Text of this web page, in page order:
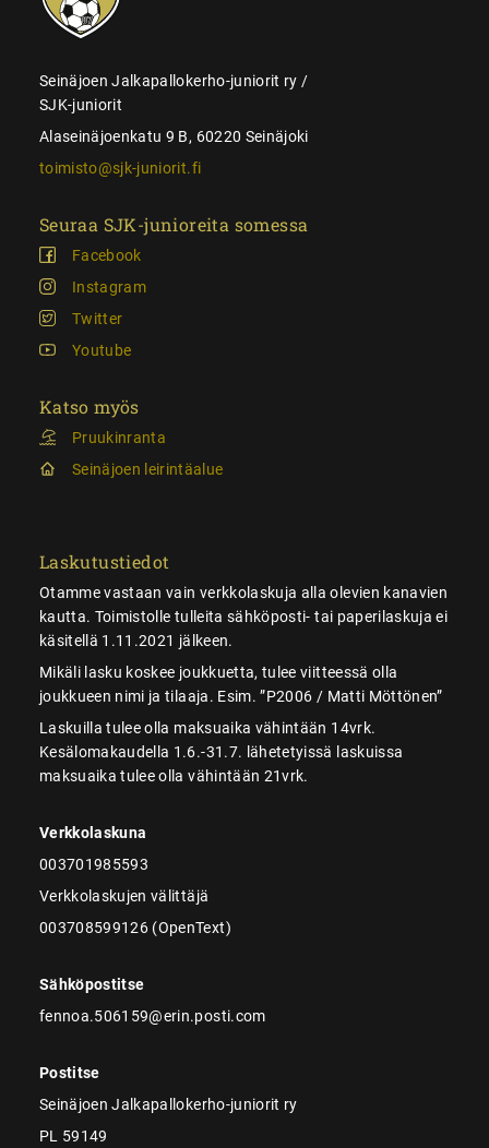
Seinäjoen Jalkapallokerho-juniorit ry /
SJK-juniorit
Alaseinäjoenkatu 9 B, 60220 Seinäjoki
toimisto@sjk-juniorit.fi
Seuraa SJK-junioreita somessa
Facebook
Instagram
Twitter
Youtube
Katso myös
Pruukinranta
Seinäjoen leirintäalue
Laskutustiedot
Otamme vastaan vain verkkolaskuja alla olevien kanavien
kautta. Toimistolle tulleita sähköposti- tai paperilaskuja ei
käsitellä 1.11.2021 jälkeen.
Mikäli lasku koskee joukkuetta, tulee viitteessä olla
joukkueen nimi ja tilaaja. Esim. ”P2006 / Matti Möttönen”
Laskuilla tulee olla maksuaika vähintään 14vrk.
Kesälomakaudella 1.6.-31.7. lähetetyissä laskuissa
maksuaika tulee olla vähintään 21vrk.
Verkkolaskuna
003701985593
Verkkolaskujen välittäjä
003708599126 (OpenText)
Sähköpostitse
fennoa.506159@erin.posti.com
Postitse
Seinäjoen Jalkapallokerho-juniorit ry
PL 59149